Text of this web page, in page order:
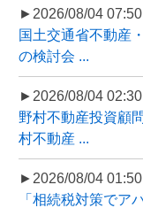
►2026/08/04 07:50
国土交通省不動産
の検討会 ...
►2026/08/04 02:30
野村不動産投資顧
村不動産 ...
►2026/08/04 01:50
「相続税対策で